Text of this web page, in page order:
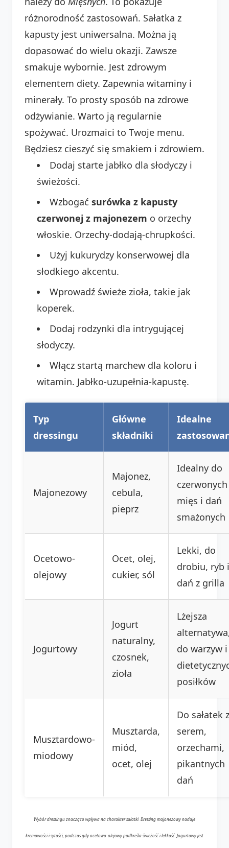
różnorodność zastosowań. Sałatka z
kapusty jest uniwersalna. Można ją
dopasować do wielu okazji. Zawsze
smakuje wybornie. Jest zdrowym
elementem diety. Zapewnia witaminy i
minerały. To prosty sposób na zdrowe
odżywianie. Warto ją regularnie
spożywać. Urozmaici to Twoje menu.
Będziesz cieszyć się smakiem i zdrowiem.
Dodaj starte jabłko dla słodyczy i
świeżości.
Wzbogać surówka z kapusty
czerwonej z majonezem o orzechy
włoskie. Orzechy-dodają-chrupkości.
Użyj kukurydzy konserwowej dla
słodkiego akcentu.
Wprowadź świeże zioła, takie jak
koperek.
Dodaj rodzynki dla intrygującej
słodyczy.
Włącz startą marchew dla koloru i
witamin. Jabłko-uzupełnia-kapustę.
Typ
dressingu
Główne
składniki
Idealne
Majonezowy
Majonez,
cebula,
pieprz
Idealny do
czerwonych
mięs i dań
smażonych
Ocetowo-
olejowy
Ocet, olej,
cukier, sól
Lekki, do
drobiu, ryb i
dań z grilla
Jogurtowy
Jogurt
naturalny,
czosnek,
zioła
Lżejsza
do warzyw i
posiłków
Musztardowo-
miodowy
Musztarda,
miód,
ocet, olej
Do sałatek z
serem,
orzechami,
pikantnych
dań
Wybór dressingu znacząco wpływa na charakter sałatki. Dressing majonezowy nadaje
kremowości i sytości, podczas gdy ocetowo-olejowy podkreśla świeżość i lekkość. Jogurtowy jest